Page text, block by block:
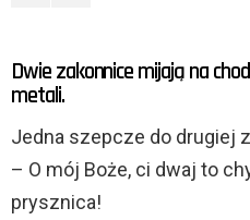
Dwie zakonnice mijają na
metali.
Jedna szepcze do drugiej
– O mój Boże, ci dwaj to
prysznica!